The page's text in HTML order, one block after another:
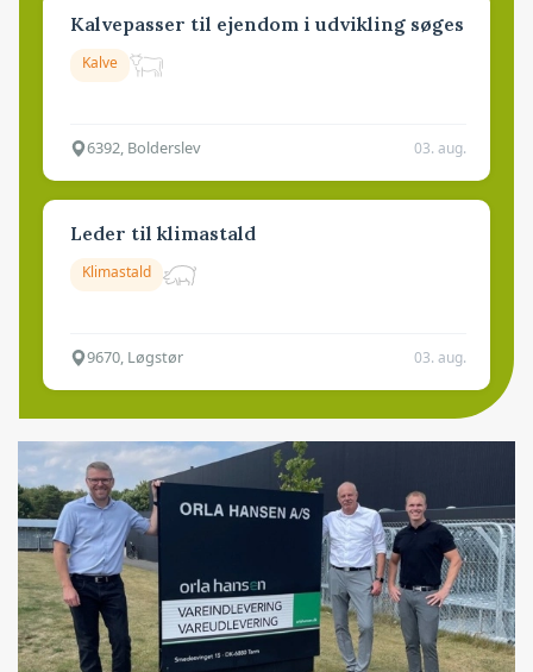
Kalvepasser til ejendom i udvikling søges
Kalve
6392, Bolderslev 03. aug.
Leder til klimastald
Klimastald
9670, Løgstør 03. aug.